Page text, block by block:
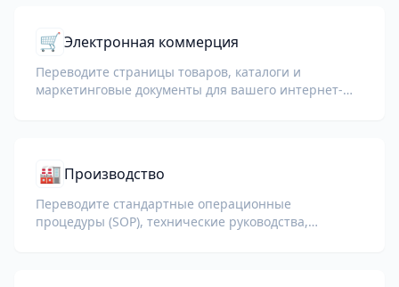
🛒Электронная коммерция
Переводите страницы товаров, каталоги и
маркетинговые документы для вашего интернет-
🏭 Производство
Переводите стандартные операционные
процедуры (SOP), технические руководства,